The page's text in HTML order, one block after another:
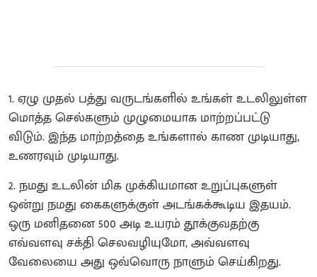
1. ஏழு முதல் பத்து வருடங்களில் உங்கள் உடலிலுள்ள
மொத்த செல்களும் முழுமையாக மாற்றப்பட்டு
விடும். இந்த மாற்றத்தை உங்களால் காண முடியாது,
உணரவும் முடியாது.
2. நமது உடலின் மிக முக்கியமான உறுப்புகளுள்
ஒன்று நமது கைகளுக்குள் அடங்கக்கூடிய இதயம்.
ஒரு மனிதனை 500 அடி உயரம் தூக்குவதற்கு
எவ்வளவு சக்தி செலவழியுமோ, அவ்வளவு
வேலையை அது ஒவ்வொரு நாளும் செய்கிறது.